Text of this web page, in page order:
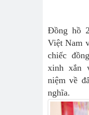
Đồng hồ
Việt Nam
chiếc
xinh xắn
niệm về
nghĩa.